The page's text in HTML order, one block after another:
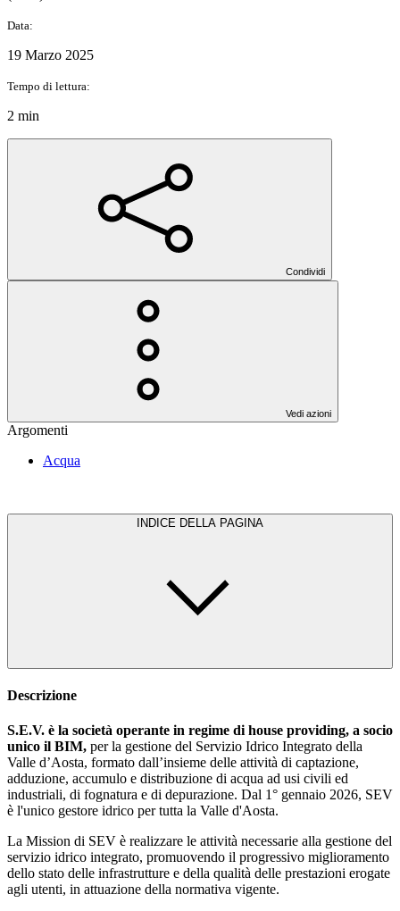
Data:
19 Marzo 2025
Tempo di lettura:
2 min
Condividi
Vedi azioni
Argomenti
Acqua
INDICE DELLA PAGINA
Descrizione
S.E.V. è la società operante in regime di house providing, a socio
unico il BIM, per la gestione del Servizio Idrico Integrato della
Valle d’Aosta, formato dall’insieme delle attività di captazione,
adduzione, accumulo e distribuzione di acqua ad usi civili ed
industriali, di fognatura e di depurazione. Dal 1° gennaio 2026, SEV
è l'unico gestore idrico per tutta la Valle d'Aosta.
La Mission di SEV è realizzare le attività necessarie alla gestione del
servizio idrico integrato, promuovendo il progressivo miglioramento
dello stato delle infrastrutture e della qualità delle prestazioni erogate
agli utenti, in attuazione della normativa vigente.